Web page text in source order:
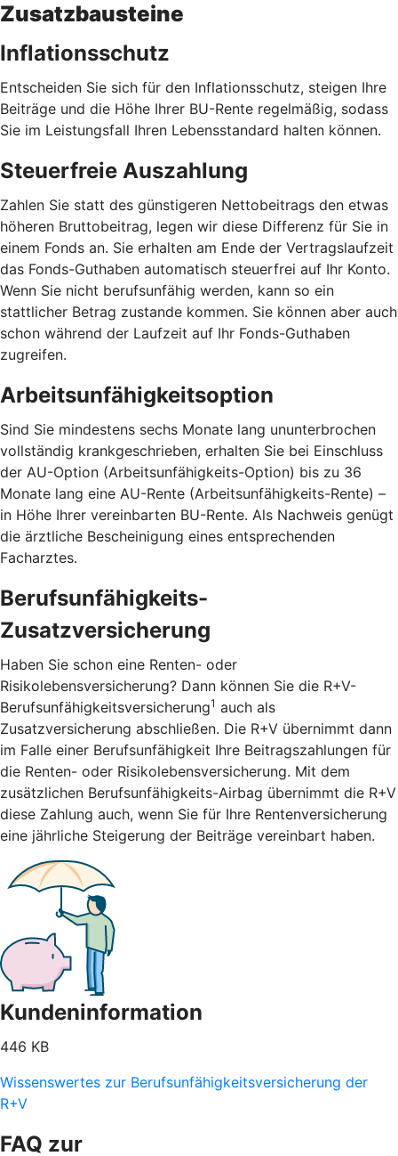
Zusatzbausteine
Inflationsschutz
Entscheiden Sie sich für den Inflationsschutz, steigen Ihre
Beiträge und die Höhe Ihrer BU-Rente regelmäßig, sodass
Sie im Leistungsfall Ihren Lebensstandard halten können.
Steuerfreie Auszahlung
Zahlen Sie statt des günstigeren Nettobeitrags den etwas
höheren Bruttobeitrag, legen wir diese Differenz für Sie in
einem Fonds an. Sie erhalten am Ende der Vertragslaufzeit
das Fonds-Guthaben automatisch steuerfrei auf Ihr Konto.
Wenn Sie nicht berufsunfähig werden, kann so ein
stattlicher Betrag zustande kommen. Sie können aber auch
schon während der Laufzeit auf Ihr Fonds-Guthaben
zugreifen.
Arbeitsunfähigkeitsoption
Sind Sie mindestens sechs Monate lang ununterbrochen
vollständig krankgeschrieben, erhalten Sie bei Einschluss
der AU-Option (Arbeitsunfähigkeits-Option) bis zu 36
Monate lang eine AU-Rente (Arbeitsunfähigkeits-Rente) –
in Höhe Ihrer vereinbarten BU-Rente. Als Nachweis genügt
die ärztliche Bescheinigung eines entsprechenden
Facharztes.
Berufsunfähigkeits-
Zusatzversicherung
Haben Sie schon eine Renten- oder
Risikolebensversicherung? Dann können Sie die R+V-
Berufsunfähigkeitsversicherung1 auch als
Zusatzversicherung abschließen. Die R+V übernimmt dann
im Falle einer Berufsunfähigkeit Ihre Beitragszahlungen für
die Renten- oder Risikolebensversicherung. Mit dem
zusätzlichen Berufsunfähigkeits-Airbag übernimmt die R+V
diese Zahlung auch, wenn Sie für Ihre Rentenversicherung
eine jährliche Steigerung der Beiträge vereinbart haben.
Kundeninformation
446 KB
Wissenswertes zur Berufsunfähigkeitsversicherung der
R+V
FAQ zur